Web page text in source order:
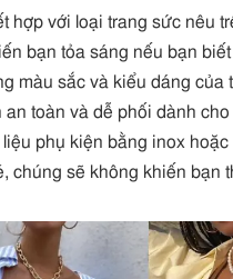
hợp với loại trang sức nêu
bạn tỏa sáng nếu bạn
màu sắc và kiểu dáng của
an toàn và dễ phối dành
phụ kiện bằng inox
chúng sẽ không khiến bạn